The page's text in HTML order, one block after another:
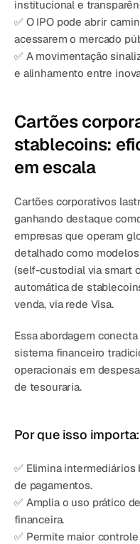
institucional e
✅ O IPO pode abrir
acessarem o mercado
✅ A movimentação
e alinhamento entre
Cartões
stablecoins:
em escala
Cartões corporativos
ganhando destaque
empresas que operam
detalhado como
(self-custodial via smart
automática de
venda, via rede Visa.
Essa abordagem
sistema financeiro
operacionais em
de tesouraria.
Por que isso importa:
✅ Elimina
de pagamentos.
✅ Amplia o uso prático
financeira.
✅ Permite maior